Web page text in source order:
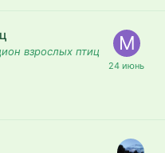
взрослых птиц